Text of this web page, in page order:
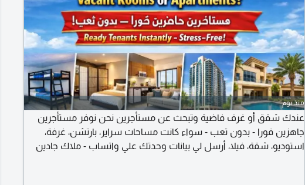
منذ يوم
عندك شقق أو غرف فاضية وتبحث عن مستأجرين نحن نوفر مستأجرين
جاهزين فورا - بدون تعب - سواء كانت مساحات سراير، بارتشن، غرفة،
استوديو، شقة، فيلا، أرسل لي بيانات وحدتك علي واتساب - ملاك جادين